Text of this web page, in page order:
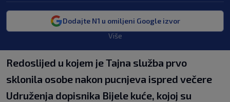
Dodajte N1 u omiljeni Google izvor
Više
Redoslijed u kojem je Tajna služba prvo
sklonila osobe nakon pucnjeva ispred večere
Udruženja dopisnika Bijele kuće, kojoj su